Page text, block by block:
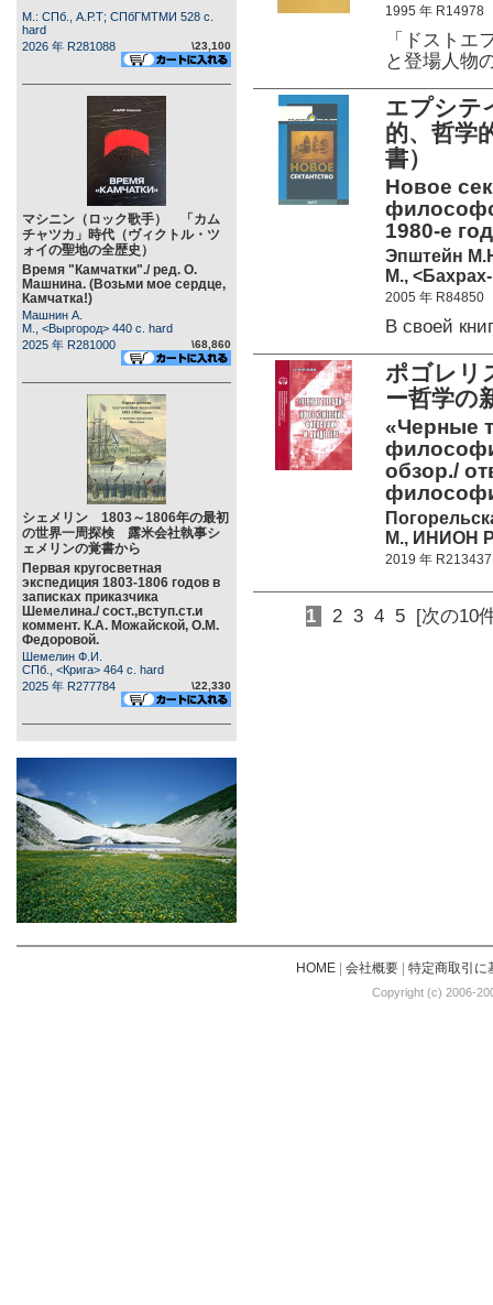
М.: СПб., А.Р.Т; СПбГМТМИ 528 c.
hard
2026 年 R281088
\23,100
マシニン（ロック歌手） 「カム
チャツカ」時代（ヴィクトル・ツ
ォイの聖地の全歴史）
Время "Камчатки"./ ред. О.
Машнина. (Возьми мое сердце,
Камчатка!)
Машнин А.
М., <Выргород> 440 c. hard
2025 年 R281000
\68,860
シェメリン 1803～1806年の最初
の世界一周探検 露米会社執事シ
ェメリンの覚書から
Первая кругосветная
экспедиция 1803-1806 годов в
записках приказчика
Шемелина./ сост.,вступ.ст.и
коммент. К.А. Можайской, О.М.
Федоровой.
Шемелин Ф.И.
СПб., <Крига> 464 c. hard
2025 年 R277784
\22,330
1995 年 R14978
「ドスト
と登場人物
エプシ
的、哲
書）
Новое
1980-е
Эпштейн
М.,
2005 年 R84850
В своей
ポゴレ
ー哲学の
«Черные
обзор./
М., ИНИОН
2019 年 R213437
1 2 3 4 5 [次の10
HOME| 会社概要| 特定商取引に
Copyright (c) 2006-